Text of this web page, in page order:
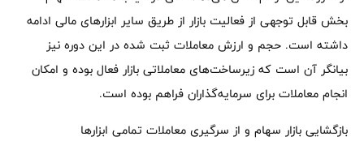
بخش قابل توجهی از فعالیت بازار از طریق سایر ابزارهای مالی ادامه
داشته است. حجم و ارزش معاملات ثبت شده در این دوره نیز
بیانگر آن است که زیرساخت‌های معاملاتی بازار فعال بوده و امکان
انجام معاملات برای سرمایه‌گذاران فراهم بوده است.
بازگشایی بازار سهام و از سرگیری معاملات تمامی ابزارها